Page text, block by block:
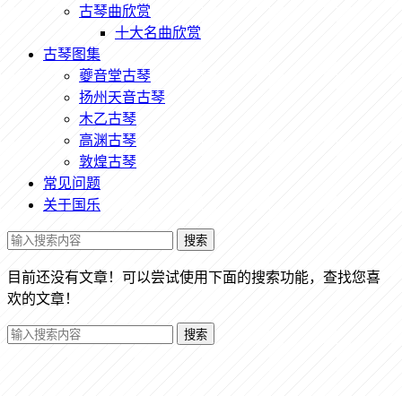
古琴曲欣赏
十大名曲欣赏
古琴图集
夔音堂古琴
扬州天音古琴
木乙古琴
高渊古琴
敦煌古琴
常见问题
关于国乐
搜索
目前还没有文章！可以尝试使用下面的搜索功能，查找您喜
欢的文章！
搜索